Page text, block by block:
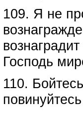
109. Я не
Господь
110.